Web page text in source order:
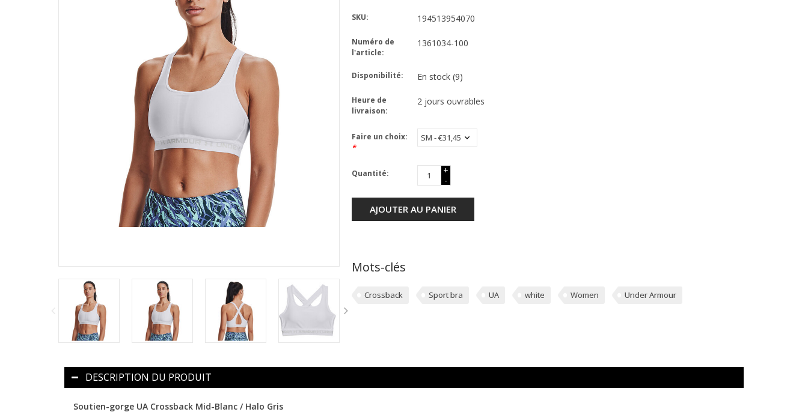
SKU: 194513954070
Numéro de
l'article:
1361034-100
Disponibilité: En stock (9)
Heure de
livraison:
2 jours ouvrables
Faire un choix:
*
Quantité:
+
-
AJOUTER AU PANIER
Mots-clés
Crossback Sport bra UA white Women Under Armour
DESCRIPTION DU PRODUIT
Soutien-gorge UA Crossback Mid-Blanc / Halo Gris